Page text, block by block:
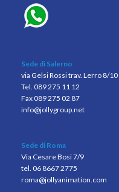
Sede di Salerno
via Gelsi Rossi trav. Lerro 8/10
Tel. 089 275 11 12
Fax 089 275 02 87
info@jollygroup.net
Sede di Roma
Via Cesare Bosi 7/9
tel. 06 8667 2775
roma@jollyanimation.com